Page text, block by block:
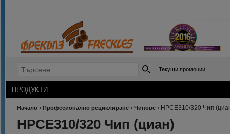
Текущи промоции
ПРОДУКТИ
Начало › Професионално рециклиране › Чипове › HPCE310/320 Чип
HPCE310/320 Чип (циан)